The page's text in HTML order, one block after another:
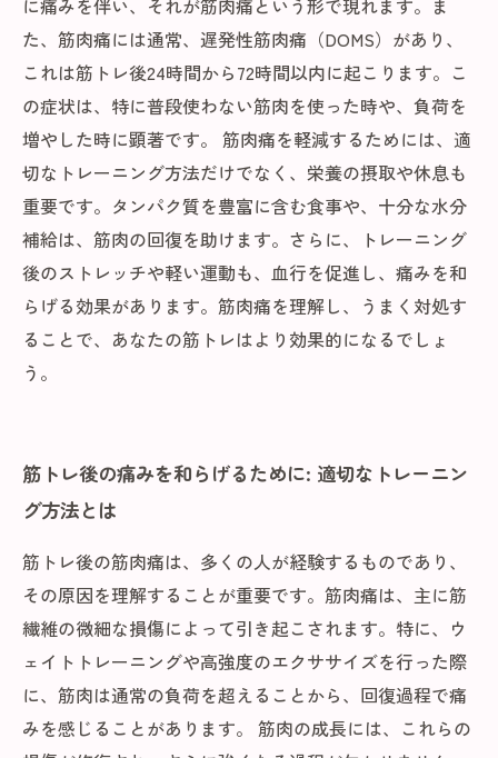
に痛みを伴い、それが筋肉痛という形で現れます。ま
た、筋肉痛には通常、遅発性筋肉痛（DOMS）があり、
これは筋トレ後24時間から72時間以内に起こります。こ
の症状は、特に普段使わない筋肉を使った時や、負荷を
増やした時に顕著です。 筋肉痛を軽減するためには、適
切なトレーニング方法だけでなく、栄養の摂取や休息も
重要です。タンパク質を豊富に含む食事や、十分な水分
補給は、筋肉の回復を助けます。さらに、トレーニング
後のストレッチや軽い運動も、血行を促進し、痛みを和
らげる効果があります。筋肉痛を理解し、うまく対処す
ることで、あなたの筋トレはより効果的になるでしょ
う。
筋トレ後の痛みを和らげるために: 適切なトレーニン
グ方法とは
筋トレ後の筋肉痛は、多くの人が経験するものであり、
その原因を理解することが重要です。筋肉痛は、主に筋
繊維の微細な損傷によって引き起こされます。特に、ウ
ェイトトレーニングや高強度のエクササイズを行った際
に、筋肉は通常の負荷を超えることから、回復過程で痛
みを感じることがあります。 筋肉の成長には、これらの